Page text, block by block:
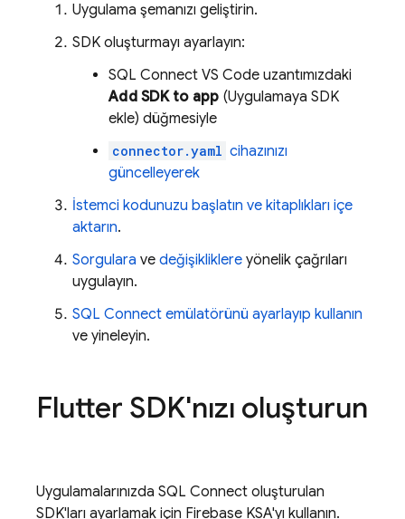
Uygulama şemanızı geliştirin.
SDK oluşturmayı ayarlayın:
SQL Connect VS Code uzantımızdaki
Add SDK to app (Uygulamaya SDK
ekle) düğmesiyle
connector.yaml cihazınızı
güncelleyerek
İstemci kodunuzu başlatın ve kitaplıkları içe
aktarın.
Sorgulara ve değişikliklere yönelik çağrıları
uygulayın.
SQL Connect emülatörünü ayarlayıp kullanın
ve yineleyin.
Flutter SDK'nızı oluşturun
Uygulamalarınızda SQL Connect oluşturulan
SDK'ları ayarlamak için Firebase KSA'yı kullanın.